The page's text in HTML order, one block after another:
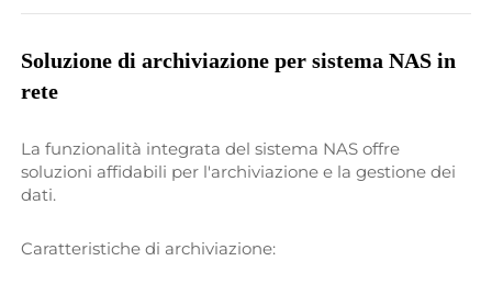
Soluzione di archiviazione per sistema NAS in
rete
La funzionalità integrata del sistema NAS offre
soluzioni affidabili per l'archiviazione e la gestione dei
dati.
Caratteristiche di archiviazione: